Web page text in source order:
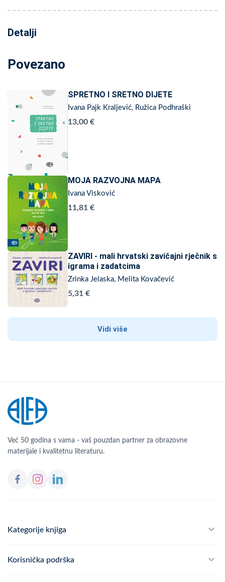
Detalji
Povezano
SPRETNO I SRETNO DIJETE
Ivana Pajk Kraljević, Ružica Podhraški
13,00 €
MOJA RAZVOJNA MAPA
Ivana Visković
11,81 €
ZAVIRI - mali hrvatski zavičajni rječnik s
igrama i zadatcima
Zrinka Jelaska, Melita Kovačević
5,31 €
Vidi više
Već 50 godina s vama - vaš pouzdan partner za obrazovne
materijale i kvalitetnu literaturu.
Kategorije knjiga
Školski program
Korisnička podrška